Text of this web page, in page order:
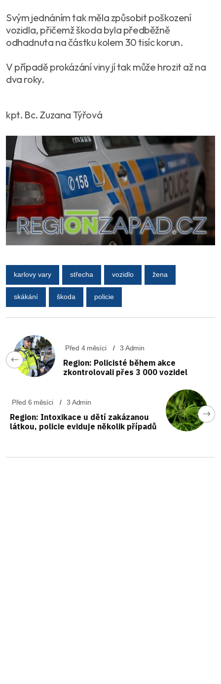
Svým jednáním tak měla způsobit poškození
vozidla, přičemž škoda byla předběžně
odhadnuta na částku kolem 30 tisíc korun.
V případě prokázání viny jí tak může hrozit až na
dva roky.
kpt. Bc. Zuzana Týřová
karlovy vary střecha vozidlo žena
skákání škoda policie
Před 4 měsíci 3 Admin
Region: Policisté během akce
zkontrolovali přes 3 000 vozidel
Před 6 měsíci 3 Admin
Region: Intoxikace u dětí zakázanou
látkou, policie eviduje několik případů